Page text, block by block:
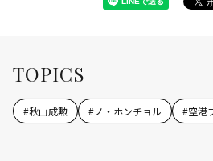
TOPICS
#秋山成勲 #ノ・ホンチョル #空港